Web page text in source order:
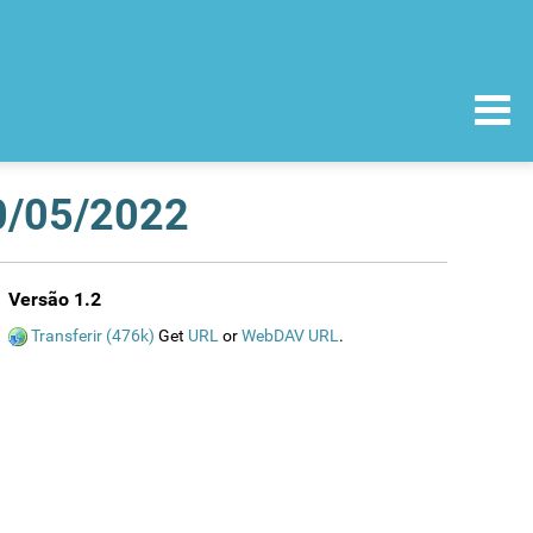
05/2022
Versão 1.2
Transferir (476k) Get URL orWebDAV URL .